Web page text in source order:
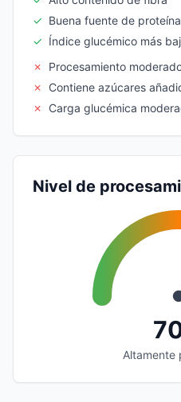
✓ Buena fuente de proteína
✓ Índice glucémico más
✗
Procesamiento
✗
Contiene azúcares
✗
Carga glucémica
Nivel de
Altamente